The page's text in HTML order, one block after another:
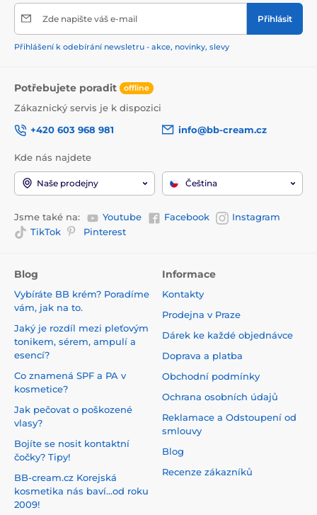
Zde napište váš e-mail Přihlásit
Přihlášení k odebírání newsletru - akce, novinky, slevy
Potřebujete poradit offline
Zákaznický servis je k dispozici
+420 603 968 981
info@bb-cream.cz
Kde nás najdete
Naše prodejny Čeština
Jsme také na: Youtube Facebook
Instagram
TikTok
Pinterest
Blog
Vybíráte BB krém? Poradíme
vám, jak na to.
Jaký je rozdíl mezi pleťovým
tonikem, sérem, ampulí a
esencí?
Co znamená SPF a PA v
kosmetice?
Jak pečovat o poškozené
vlasy?
Bojíte se nosit kontaktní
čočky? Tipy!
BB-cream.cz Korejská
kosmetika nás baví...od roku
2009!
Informace
Kontakty
Prodejna v Praze
Dárek ke každé objednávce
Doprava a platba
Obchodní podmínky
Ochrana osobních údajů
Reklamace a Odstoupení od
smlouvy
Blog
Recenze zákazníků